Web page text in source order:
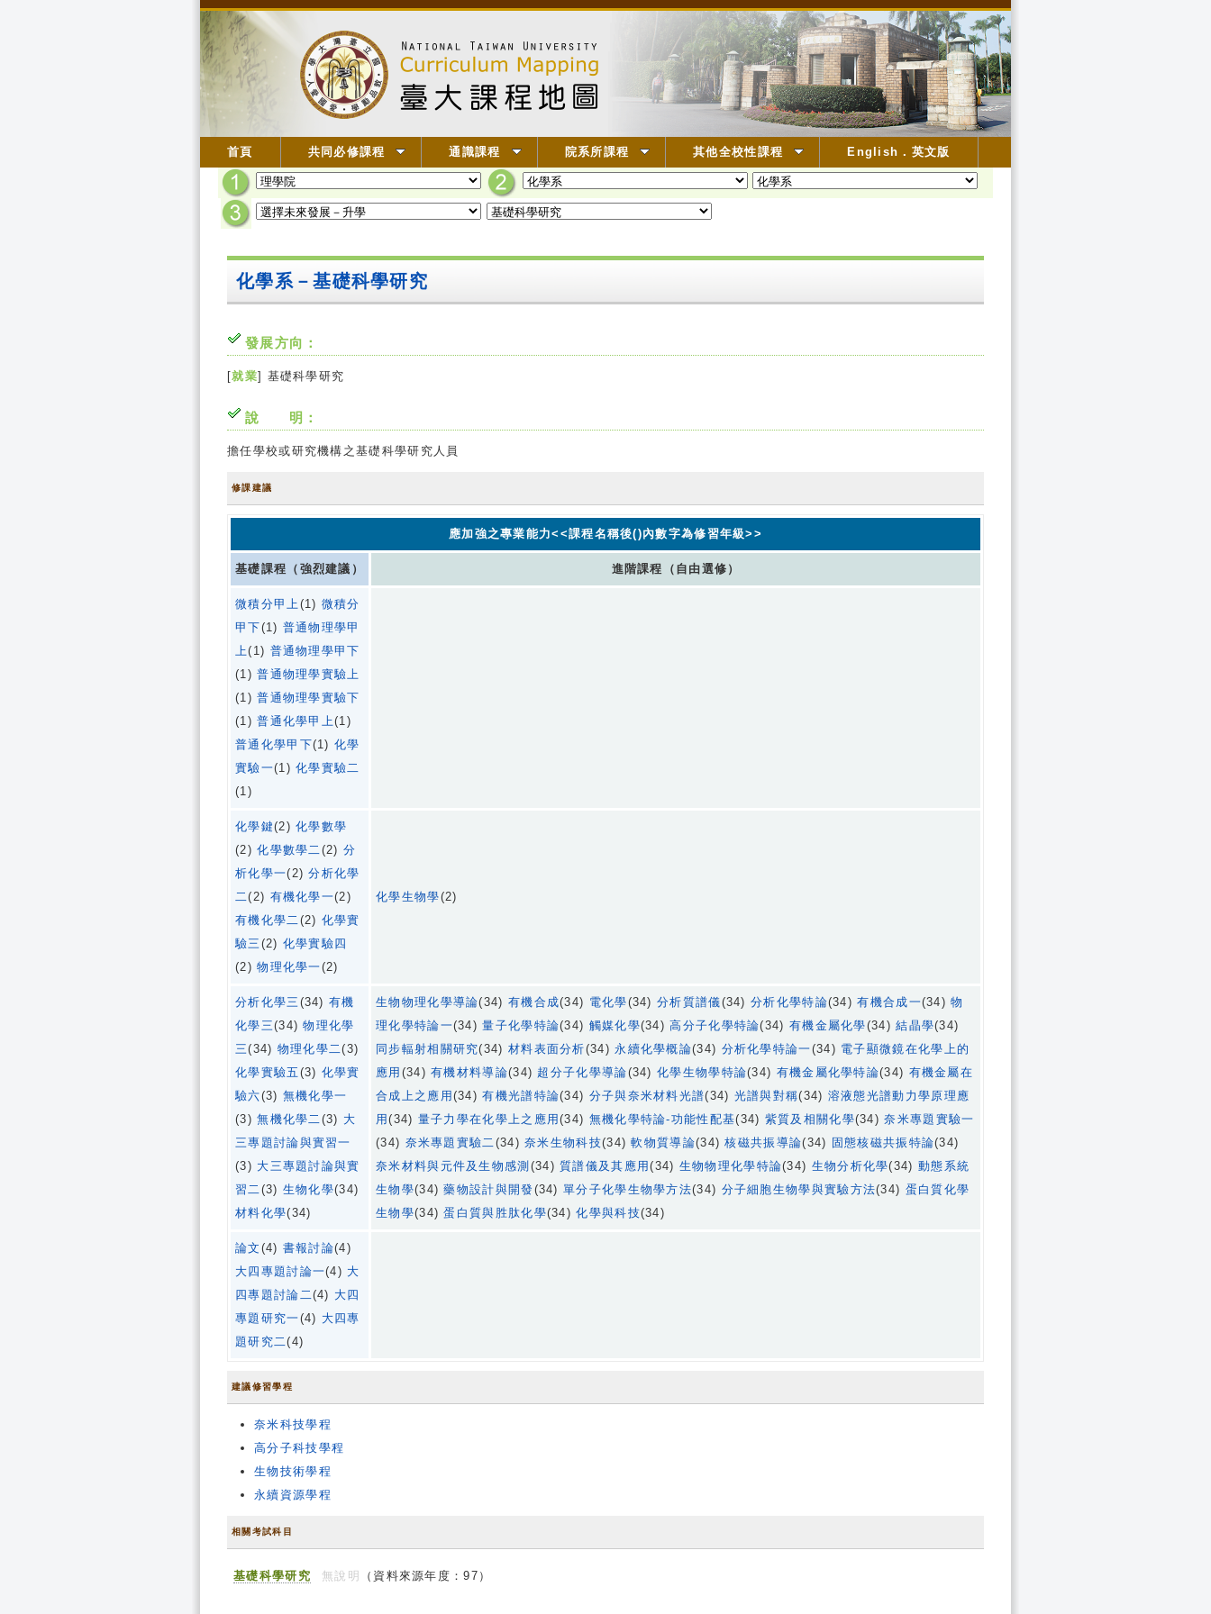
首頁 共同必修課程 通識課程 院系所課程 其他全校性課程 English．英文版
化學系－基礎科學研究
發展方向：
[就業] 基礎科學研究
說 明：
擔任學校或研究機構之基礎科學研究人員
修課建議
應加強之專業能力<<課程名稱後()內數字為修習年級>>
基礎課程（強烈建議） 進階課程（自由選修）
微積分甲上(1) 微積分
甲下(1) 普通物理學甲
上(1) 普通物理學甲下
(1)普通物理學實驗上
(1)普通物理學實驗下
(1)普通化學甲上(1)
普通化學甲下(1)化學
實驗一(1)化學實驗二
(1)
化學鍵(2)化學數學
(2)化學數學二(2) 分
析化學一(2)分析化學
二(2) 有機化學一(2)
有機化學二(2) 化學實
驗三 (2) 化學實驗四
(2)物理化學一(2)
化學生物學(2)
分析化學三 (34) 有機
化學三(34)物理化學
三(34) 物理化學二(3)
化學實驗五 (3) 化學實
驗六(3) 無機化學一
(3)無機化學二(3) 大
三專題討論與實習一
(3) 大三專題討論與實
習二(3) 生物化學(34)
材料化學(34)
生物物理化學導論(34) 有機合成(34) 電化學(34)分析質譜儀(34)分析化學特論(34)有機合成一(34)物
理化學特論一(34)量子化學特論(34) 觸媒化學(34)高分子化學特論(34) 有機金屬化學(34)結晶學(34)
同步輻射相關研究(34) 材料表面分析(34)永續化學概論(34) 分析化學特論一(34) 電子顯微鏡在化學上的
應用 (34)有機材料導論(34) 超分子化學導論(34)化學生物學特論(34) 有機金屬化學特論(34) 有機金屬在
合成上之應用 (34)有機光譜特論(34) 分子與奈米材料光譜(34) 光譜與對稱(34) 溶液態光譜動力學原理應
用(34) 量子力學在化學上之應用(34) 無機化學特論-功能性配基(34) 紫質及相關化學(34)奈米專題實驗一
(34) 奈米專題實驗二(34)奈米生物科技(34)軟物質導論(34)核磁共振導論(34) 固態核磁共振特論(34)
奈米材料與元件及生物感測 (34)質譜儀及其應用(34) 生物物理化學特論(34) 生物分析化學(34) 動態系統
生物學(34)藥物設計與開發 (34)單分子化學生物學方法(34) 分子細胞生物學與實驗方法(34) 蛋白質化學
生物學(34)蛋白質與胜肽化學(34)化學與科技(34)
論文 (4) 書報討論(4)
大四專題討論一(4) 大
四專題討論二(4) 大四
專題研究一(4) 大四專
題研究二(4)
建議修習學程
奈米科技學程
高分子科技學程
生物技術學程
永續資源學程
相關考試科目
基礎科學研究 無說明 （資料來源年度：97）